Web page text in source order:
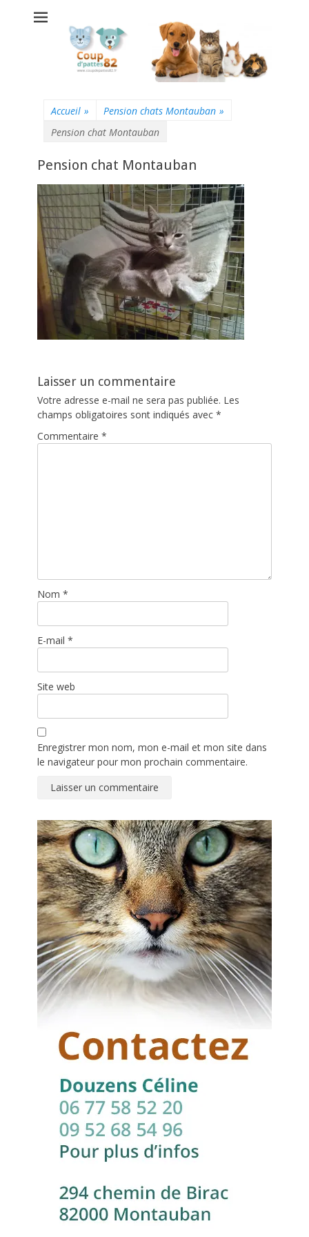
Coup d'pattes 82 -
Pension chats
chiens
Montauban
Accueil » Pension chats Montauban »
Pension chat Montauban
Pension chat Montauban
Laisser un commentaire
Votre adresse e-mail ne sera pas publiée. Les
champs obligatoires sont indiqués avec *
Commentaire *
Nom *
E-mail *
Site web
Enregistrer mon nom, mon e-mail et mon site dans
le navigateur pour mon prochain commentaire.